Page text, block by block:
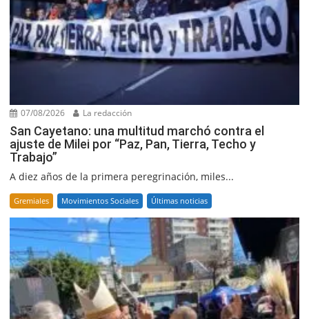
07/08/2026 La redacción
San Cayetano: una multitud marchó contra el
ajuste de Milei por “Paz, Pan, Tierra, Techo y
Trabajo”
A diez años de la primera peregrinación, miles...
Gremiales Movimientos Sociales Últimas noticias